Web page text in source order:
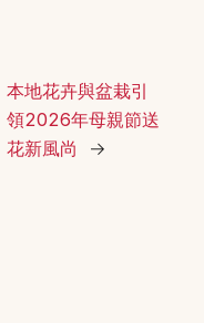
本地花卉與盆栽引
領2026年母親節送
花新風尚
→